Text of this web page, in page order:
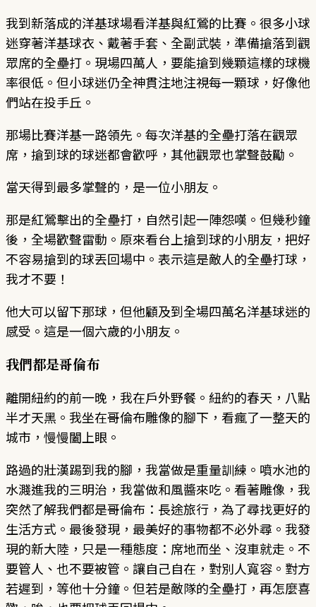
我到新落成的洋基球場看洋基與紅鶯的比賽。很多小球
迷穿著洋基球衣、戴著手套、全副武裝，準備搶落到觀
眾席的全壘打。現場四萬人，要能搶到幾顆這樣的球機
率很低。但小球迷仍全神貫注地注視每一顆球，好像他
們站在投手丘。
那場比賽洋基一路領先。每次洋基的全壘打落在觀眾
席，搶到球的球迷都會歡呼，其他觀眾也掌聲鼓勵。
當天得到最多掌聲的，是一位小朋友。
那是紅鶯擊出的全壘打，自然引起一陣怨嘆。但幾秒鐘
後，全場歡聲雷動。原來看台上搶到球的小朋友，把好
不容易搶到的球丟回場中。表示這是敵人的全壘打球，
我才不要！
他大可以留下那球，但他顧及到全場四萬名洋基球迷的
感受。這是一個六歲的小朋友。
我們都是哥倫布
離開紐約的前一晚，我在戶外野餐。紐約的春天，八點
半才天黑。我坐在哥倫布雕像的腳下，看瘋了一整天的
城市，慢慢闔上眼。
路過的壯漢踢到我的腳，我當做是重量訓練。噴水池的
水濺進我的三明治，我當做和風醬來吃。看著雕像，我
突然了解我們都是哥倫布：長途旅行，為了尋找更好的
生活方式。最後發現，最美好的事物都不必外尋。我發
現的新大陸，只是一種態度：席地而坐、沒車就走。不
要管人、也不要被管。讓自己自在，對別人寬容。對方
若遲到，等他十分鐘。但若是敵隊的全壘打，再怎麼喜